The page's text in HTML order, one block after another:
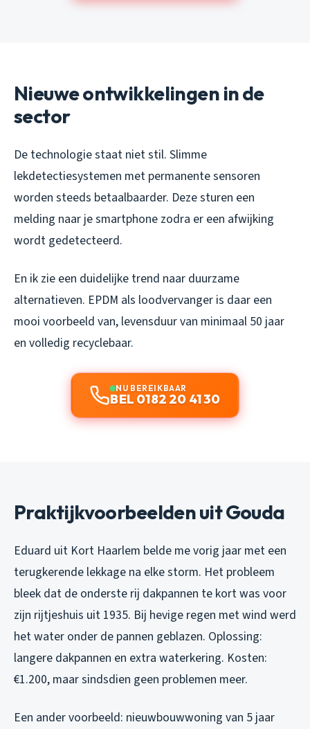
Nieuwe ontwikkelingen in de
sector
De technologie staat niet stil. Slimme
lekdetectiesystemen met permanente sensoren
worden steeds betaalbaarder. Deze sturen een
melding naar je smartphone zodra er een afwijking
wordt gedetecteerd.
En ik zie een duidelijke trend naar duurzame
alternatieven. EPDM als loodvervanger is daar een
mooi voorbeeld van, levensduur van minimaal 50 jaar
en volledig recyclebaar.
NU BEREIKBAAR
BEL 0182 20 41 30
Praktijkvoorbeelden uit Gouda
Eduard uit Kort Haarlem belde me vorig jaar met een
terugkerende lekkage na elke storm. Het probleem
bleek dat de onderste rij dakpannen te kort was voor
zijn rijtjeshuis uit 1935. Bij hevige regen met wind werd
het water onder de pannen geblazen. Oplossing:
langere dakpannen en extra waterkering. Kosten:
€1.200, maar sindsdien geen problemen meer.
Een ander voorbeeld: nieuwbouwwoning van 5 jaar